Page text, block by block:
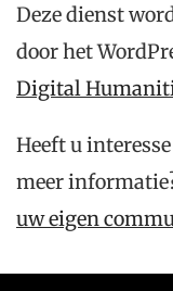
Deze dienst
door het
Digital
Heeft u
meer
uw eigen